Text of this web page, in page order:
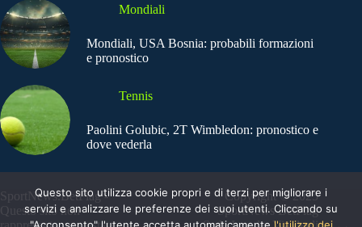
Mondiali
Mondiali, USA Bosnia: probabili formazioni
e pronostico
Tennis
Paolini Golubic, 2T Wimbledon: pronostico e
dove vederla
SportNews.BetFlag -
Questo sito non
Copyright © 2025
SportNews BetFlag
Questo sito utilizza cookie propri e di terzi per migliorare i
servizi e analizzare le preferenze dei suoi utenti. Cliccando su